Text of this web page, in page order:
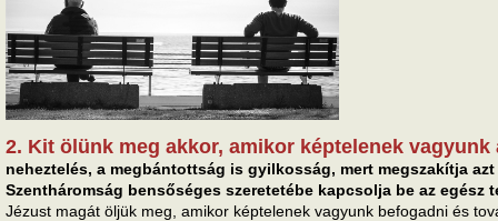
2. Kit ölünk meg akkor, amikor képtelenek vagyunk
neheztelés, a megbántottság is gyilkosság, mert megszakítja
Szentháromság bensőséges szeretetébe kapcsolja be az egész
Jézust magát öljük meg, amikor képtelenek vagyunk befogadni és